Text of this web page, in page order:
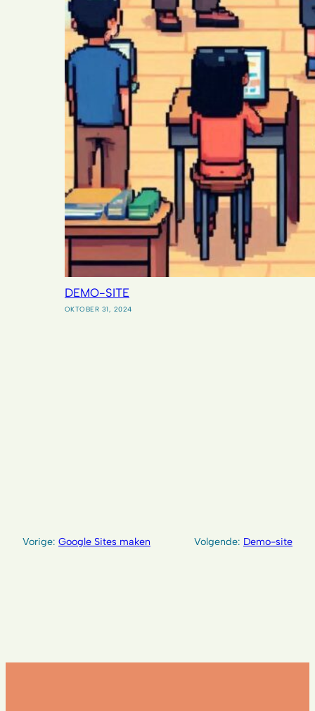
DEMO-SITE
OKTOBER 31, 2024
Vorige: Google Sites maken Volgende: Demo-site